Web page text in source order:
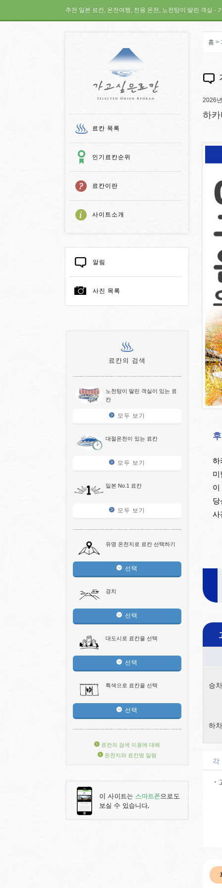
추천 일본 료칸, 온천여행, 전용 온천, 노천탕이 딸린 객실 -
료칸 목록
인기료칸순위
료칸이란
사이트소개
알림
사진 목록
료칸의 검색
노천탕이 딸린 객실이 있는 료
칸
모두 보기
대절온천이 있는 료칸
모두 보기
일본 No.1 료칸
모두 보기
유명 온천지로 료칸 선택하기
선택
경치
선택
대도시로 료칸을 선택
선택
특색으로 료칸을 선택
선택
료칸의 검색 이용에 대해
온천지와 료칸명 일람
홈 >
2026
하
하
미
이
당
사
승
하
각